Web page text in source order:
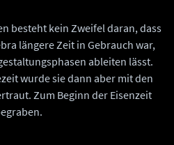
besteht kein Zweifel daran, dass
längere Zeit in Gebrauch war,
ableiten lässt.
wurde sie dann aber mit den
Zum Beginn der Eisenzeit